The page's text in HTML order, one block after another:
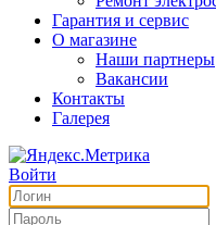
Гарантия и сервис
О магазине
Наши партнеры
Вакансии
Контакты
Галерея
Войти